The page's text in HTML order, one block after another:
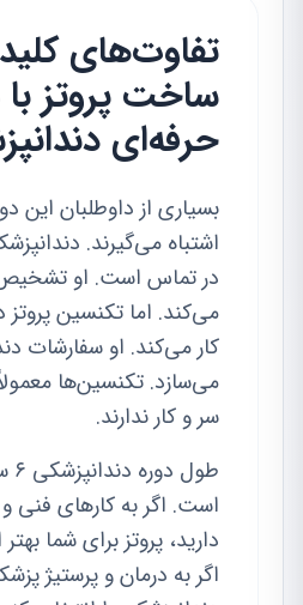
تفاوت‌های
ساخت پروتز
حرفه‌ای
بسیاری از داوطلبان این
اشتباه می‌گیرند.
در تماس است. او
می‌کند. اما تکنسین پروتز
کار می‌کند. او سفارشات
می‌سازد. تکنسین‌ها
سر و کار ندارند.
است. اگر به کارهای فنی
دارید، پروتز برای شما
اگر به درمان و پرستیژ